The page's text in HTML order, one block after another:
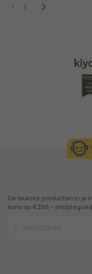
1 2
De leukste producten in je
kans op €250,-